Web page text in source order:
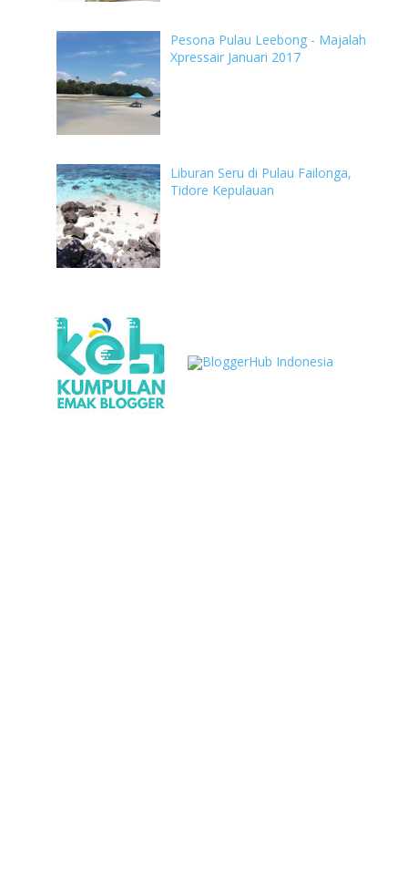
Pesona Pulau Leebong - Majalah
Xpressair Januari 2017
Liburan Seru di Pulau Failonga,
Tidore Kepulauan